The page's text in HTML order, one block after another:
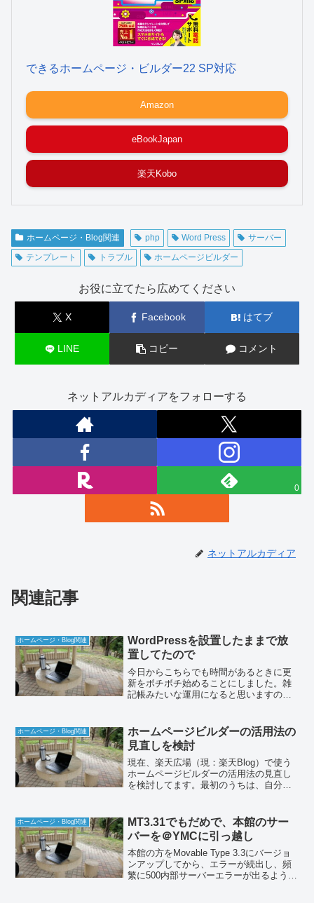
できるホームページ・ビルダー22 SP対応
Amazon
eBookJapan
楽天Kobo
ホームページ・Blog関連 php Word Press
サーバー
テンプレート
トラブル ホームページビルダー
お役に立てたら広めてください
X Facebook はてブ
LINE コピー コメント
ネットアルカディアをフォローする
0
ネットアルカディア
関連記事
ホームページ・Blog関連
WordPressを設置したままで放
置してたので
今日からこちらでも時間があるときに更
新をボチボチ始めることにしました。雑
記帳みたいな運用になると思いますの
ムページを運営するためにドメインを取
得してレンタルサ...
ホームページ・Blog関連
ホームページビルダーの活用法の
見直しを検討
現在、楽天広場（現：楽天Blog）で使う
ホームページビルダーの活用法の見直し
を検討してます。最初のうちは、自分の
ホームページビルダーそのものの使い方
に苦慮している方のお...
ホームページ・Blog関連
MT3.31でもだめで、本館のサー
バーを＠YMCに引っ越し
本館の方をMovable Type 3.3にバージョ
ンアップしてから、エラーが続出し、頻
繁に500内部サーバーエラーが出るように